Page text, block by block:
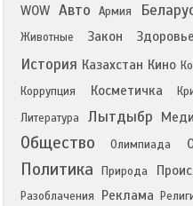
WOW Авто Армия
Животные
Закон Здоровье
История Казахстан Кино
Коррупция Косметичка
Литература Лытдыбр
Общество Олимпиада
Политика Природа
Разоблачения
Реклама